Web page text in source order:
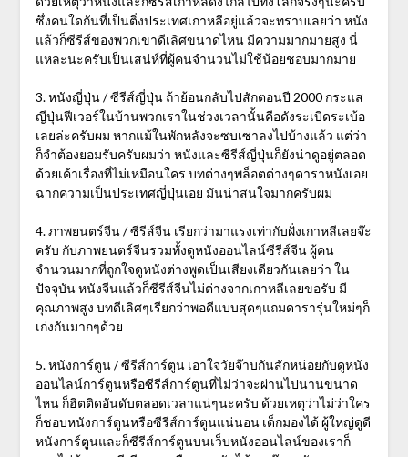
ซึ่งคนใดกันที่เป็นติ่งประเทศเกาหลีอยู่แล้วจะทราบเลยว่า หนัง
แล้วก็ซีรีส์ของพวกเขาดีเลิศขนาดไหน มีความมากมายสูง นี่
แหละนะครับเป็นเสน่ห์ที่ผู้คนจำนวนไม่ใช้น้อยชอบมากมาย
3. หนังญี่ปุ่น / ซีรีส์ญี่ปุ่น ถ้าย้อนกลับไปสักตอนปี 2000 กระแส
ญีปุ่นฟีเวอร์ในบ้านพวกเราในช่วงเวลานั้นคือดังระเบิดระเบ้อ
เลยล่ะครับผม หากแม้ในพักหลังจะซบเซาลงไปบ้างแล้ว แต่ว่า
ก็จำต้องยอมรับครับผมว่า หนังและซีรีส์ญี่ปุ่นก็ยังน่าดูอยู่ตลอด
ด้วยเค้าเรื่องที่ไม่เหมือนใคร บทต่างๆพล็อตต่างๆดาราหนังเอย
ฉากความเป็นประเทศญี่ปุ่นเอย มันน่าสนใจมากครับผม
4. ภาพยนตร์จีน / ซีรีส์จีน เรียกว่ามาแรงเท่ากับฝั่งเกาหลีเลยจ๊ะ
ครับ กับภาพยนตร์จีนรวมทั้งดูหนังออนไลน์ซีรีส์จีน ผู้คน
จำนวนมากที่ถูกใจดูหนังต่างพูดเป็นเสียงเดียวกันเลยว่า ใน
ปัจจุบัน หนังจีนแล้วก็ซีรีส์จีนไม่ต่างจากเกาหลีเลยขอรับ มี
คุณภาพสูง บทดีเลิศๆเรียกว่าพอดีแบบสุดๆแถมดารารุ่นใหม่ๆก็
เก่งกันมากๆด้วย
5. หนังการ์ตูน / ซีรีส์การ์ตูน เอาใจวัยจ๊าบกันสักหน่อยกับดูหนัง
ออนไลน์การ์ตูนหรือซีรีส์การ์ตูนที่ไม่ว่าจะผ่านไปนานขนาด
ไหน ก็ฮิตติดอันดับตลอดเวลาแน่ๆนะครับ ด้วยเหตุว่าไม่ว่าใคร
ก็ชอบหนังการ์ตูนหรือซีรีส์การ์ตูนแน่นอน เด็กมองได้ ผู้ใหญ่ดูดี
หนังการ์ตูนและก็ซีรีส์การ์ตูนบนเว็บหนังออนไลน์ของเราก็